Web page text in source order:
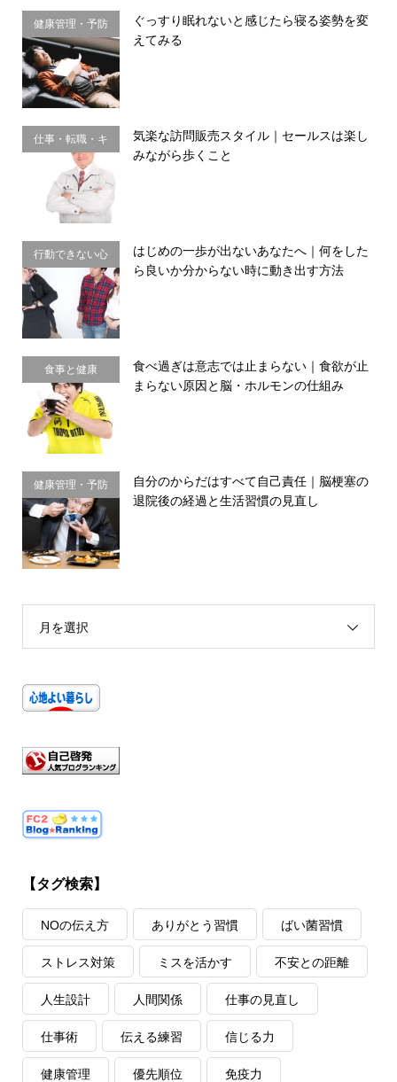
健康管理・予防
習慣
ぐっすり眠れないと感じたら寝る姿勢を変
えてみる
仕事・転職・キ
ャリア
気楽な訪問販売スタイル｜セールスは楽し
みながら歩くこと
行動できない心
理・思い込み
はじめの一歩が出ないあなたへ｜何をした
ら良いか分からない時に動き出す方法
食事と健康
食べ過ぎは意志では止まらない｜食欲が止
まらない原因と脳・ホルモンの仕組み
健康管理・予防
習慣
自分のからだはすべて自己責任｜脳梗塞の
退院後の経過と生活習慣の見直し
月を選択
【タグ検索】
NOの伝え方 ありがとう習慣 ばい菌習慣
ストレス対策 ミスを活かす 不安との距離
人生設計 人間関係 仕事の見直し
仕事術 伝える練習 信じる力
健康管理 優先順位 免疫力